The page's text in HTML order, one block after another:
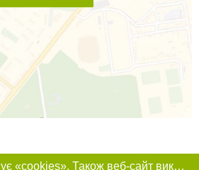
Цей сайт використовує «cookies». Також веб-сайт використовує інтернет-сервіс для збору технічних даних стосовно відвідувачів з метою отримання маркетингової та статистичної інформації. Умови обробки даних відвідувачів сайту див.